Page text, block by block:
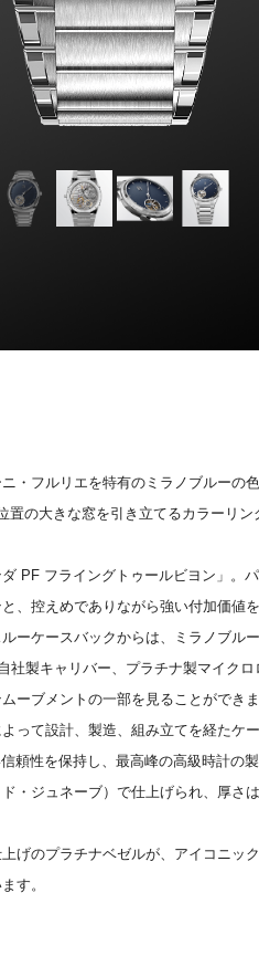
・フルリエを特有のミラノブルーの
置の大きな窓を引き立てるカラーリン
PF フライングトゥールビヨン」。
、控えめでありながら強い付加価値
ーケースバックからは、ミラノブル
社製キャリバー、プラチナ製マイクロ
ーブメントの一部を見ることができ
って設計、製造、組み立てを経たケ
頼性を保持し、最高峰の高級時計の
・ジュネーブ）で仕上げられ、厚さ
げのプラチナベゼルが、アイコニッ
す。